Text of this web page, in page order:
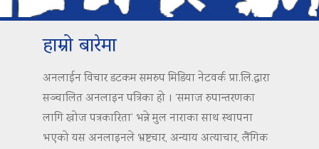
हाम्रो बारेमा
अनलाईन विचार डटकम समरुप मिडिया नेटवर्क प्रा.लि.द्वारा
सञ्चालित अनलाइन पत्रिका हो । ‘समाज रुपान्तरणका
लागि खोज पत्रकारिता’ भन्ने मुल नाराका साथ स्थापना
भएको यस अनलाइनले भ्रष्टचार, अन्याय अत्याचार, लैंगिक